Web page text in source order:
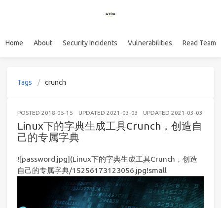
Home About Security Incidents Vulnerabilities Read Team
Tags crunch
POSTED 2018-05-15 UPDATED 2021-03-03 UPDATED 2021-03-03
Linux下的字典生成工具Crunch，创造自
己的专属字典
![password.jpg](Linux下的字典生成工具Crunch，创造
自己的专属字典/15256173123056.jpg!small